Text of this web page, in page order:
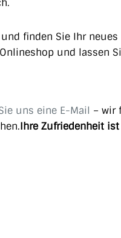
finden Sie Ihr
und lassen
uns eine E-Mail – wir
Ihre Zufriedenheit